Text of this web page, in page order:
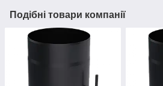
Подібні товари компанії